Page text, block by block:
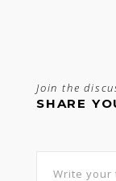
Join the
SHARE